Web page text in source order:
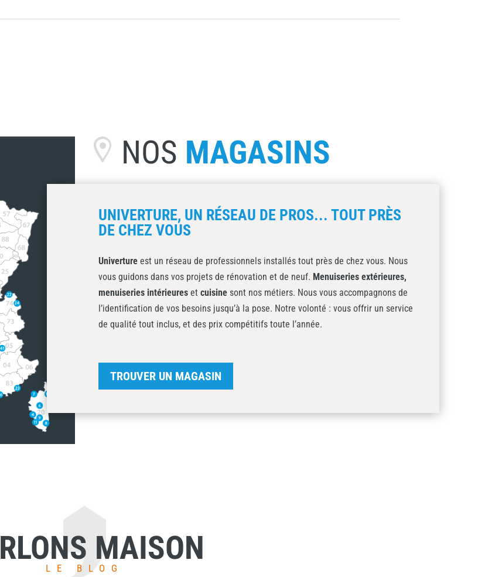
NOS MAGASINS
UNIVERTURE, UN RÉSEAU DE PROS... TOUT PRÈS
DE CHEZ VOUS
Univerture est un réseau de professionnels installés tout près de chez vous. Nous
vous guidons dans vos projets de rénovation et de neuf. Menuiseries extérieures,
menuiseries intérieures etcuisine sont nos métiers. Nous vous accompagnons de
l’identification de vos besoins jusqu’à la pose. Notre volonté : vous offrir un service
de qualité tout inclus, et des prix compétitifs toute l’année.
TROUVER UN MAGASIN
MAISON
LE BLOG